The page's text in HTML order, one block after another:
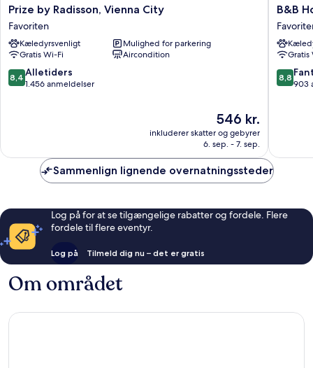
Prize
by
Radisson,
Vienna
City
Favoriten
Prize by Radisson, Vienna City
Favoriten
Kæledyrsvenligt
Mulighed for parkering
Gratis Wi-Fi
Aircondition
8.4
ud
8,4 Alletiders
1.456 anmeldelser
Prisen
546 kr.
546 kr.
inkluderer skatter og gebyrer
6. sep. - 7. sep.
B&B
Hotel
Wien-
Hbf
B&B
Gratis
8.8
ud
8,8
903
Sammenlign lignende overnatningssteder
Log på for at se tilgængelige rabatter og fordele. Flere
fordele til flere eventyr.
Log på Tilmeld dig nu – det er gratis
Om området